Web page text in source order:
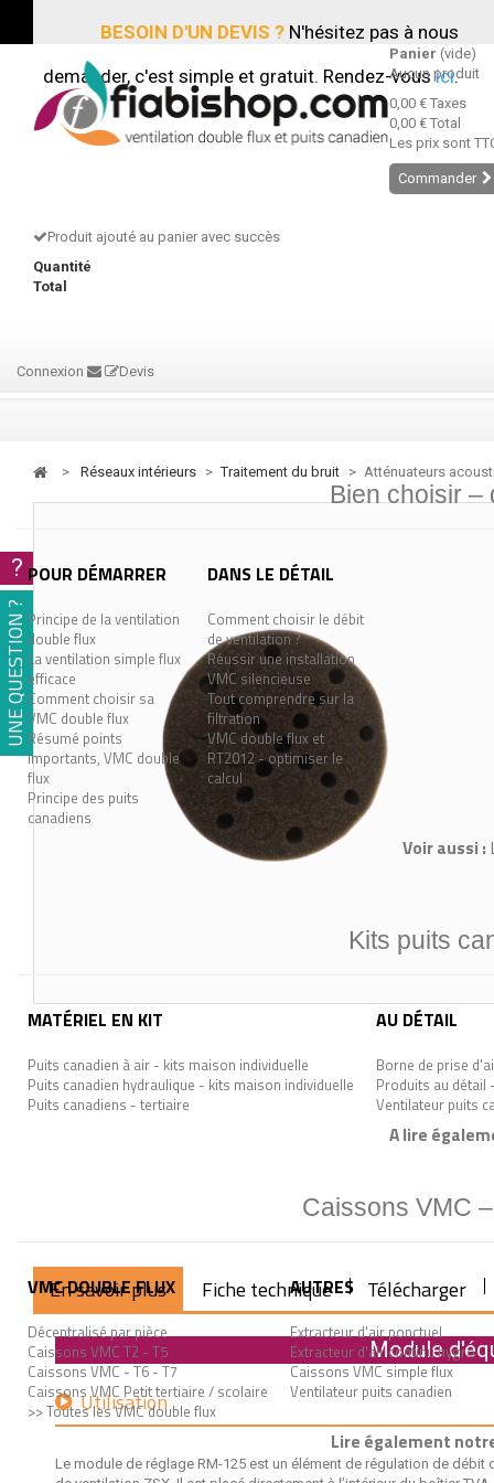
BESOIN D'UN DEVIS ?N'hésitez pas à nous
demander, c'est simple et gratuit. Rendez-vousici.
Panier (vide)
Aucun produit
0,00 € Taxes
0,00 € Total
Les prix sont
Commander
Produit ajouté au panier avec succès
Quantité
Total
Connexion Devis
Bien choisir –
POUR DÉMARRER
Principe de la ventilation
double flux
La ventilation simple flux
efficace
Comment choisir sa
VMC double flux
Résumé points
importants, VMC double
flux
Principe des puits
canadiens
DANS LE DÉTAIL
Comment choisir le débit
de ventilation ?
Réussir une installation
VMC silencieuse
Tout comprendre sur la
filtration
VMC double flux et
RT2012 - optimiser le
calcul
Voir aussi :
Kits puits
MATÉRIEL EN KIT
Puits canadien à air - kits maison individuelle
Puits canadien hydraulique - kits maison individuelle
Puits canadiens - tertiaire
AU DÉTAIL
Borne de prise
Produits au détail
Ventilateur puits
A lire
Caissons VMC
VMC DOUBLE FLUX
Décentralisé par pièce
Caissons VMC T2 - T5
Caissons VMC - T6 - T7
Caissons VMC Petit tertiaire / scolaire
>> Toutes les VMC double flux
AUTRES
Extracteur d'air ponctuel
Extracteur d'air continu hygro
Caissons VMC simple flux
Ventilateur puits canadien
Lire également
> réseaux intérieurs > traitement du bruit > Atténuateurs
En savoir plus Fiche technique Télécharger
Module
Utilisation
Le module de réglage RM-125 est un élément de régulation de débit
?
UNE QUESTION ?